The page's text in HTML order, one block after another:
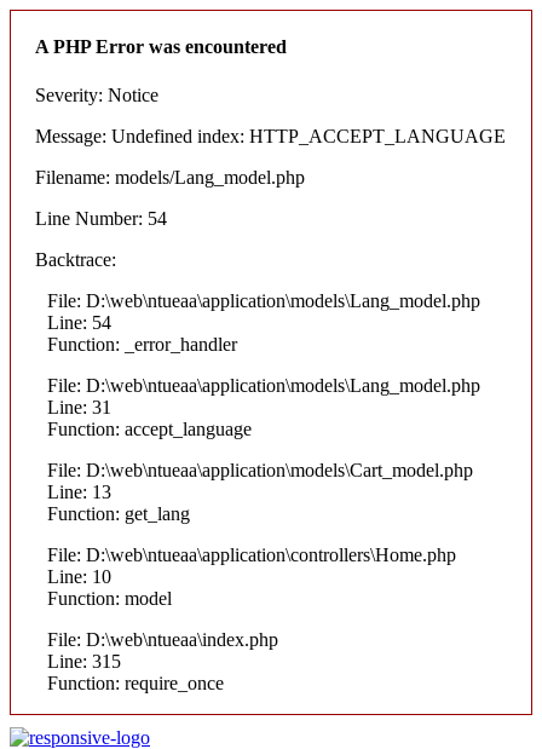
A PHP Error was encountered
Severity: Notice
Message: Undefined index: HTTP_ACCEPT_LANGUAGE
Filename: models/Lang_model.php
Line Number: 54
Backtrace:
File: D:\web\ntueaa\application\models\Lang_model.php
Line: 54
Function: _error_handler
File: D:\web\ntueaa\application\models\Lang_model.php
Line: 31
Function: accept_language
File: D:\web\ntueaa\application\models\Cart_model.php
Line: 13
Function: get_lang
File: D:\web\ntueaa\application\controllers\Home.php
Line: 10
Function: model
File: D:\web\ntueaa\index.php
Line: 315
Function: require_once